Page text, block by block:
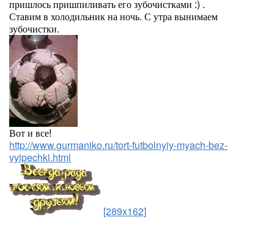
пришлось пришпиливать его зубочистками :) .
Ставим в холодильник на ночь. С утра вынимаем
зубочистки.
Вот и все!
http://www.gurmaniko.ru/tort-futbolnyiy-myach-bez-
vyipechki.html
[289x162]